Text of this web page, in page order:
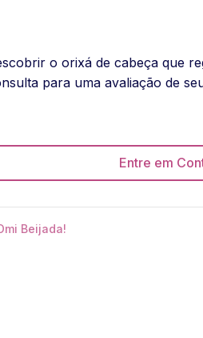
o orixá de cabeça que
para uma avaliação de
Entre em
Beijada!